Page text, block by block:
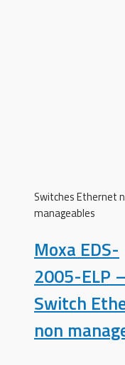
Switches Ethernet
manageables
Moxa EDS-
2005-ELP –
Switch
non